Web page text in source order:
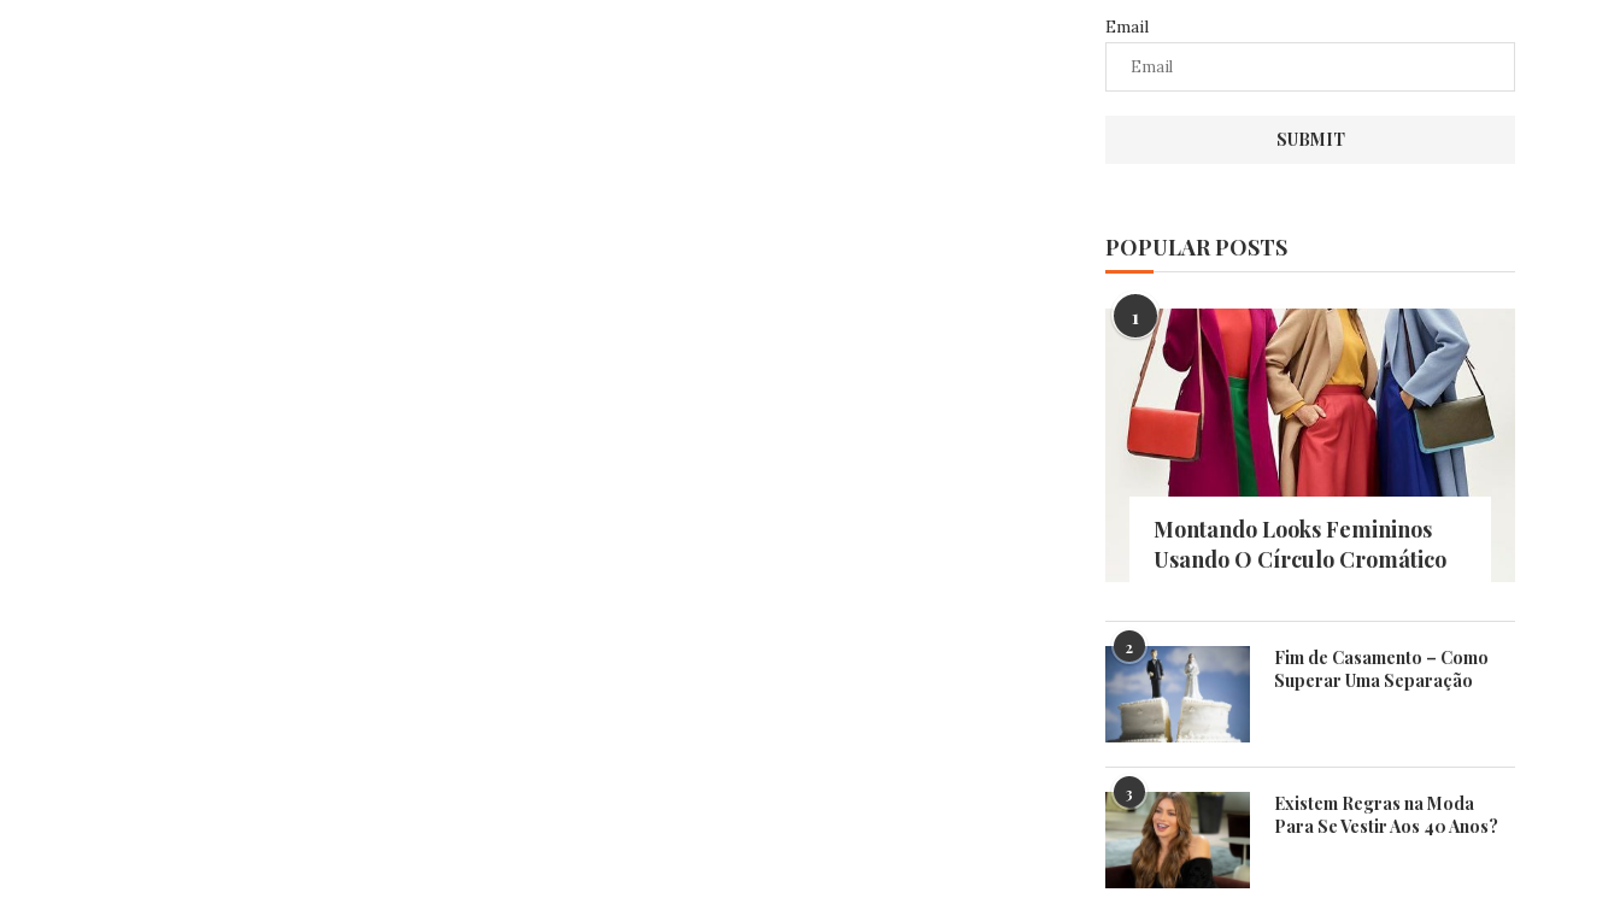
Email
POPULAR POSTS
1
Montando Looks Femininos
Usando O Círculo Cromático
2
Fim de Casamento – Como
Superar Uma Separação
3
Existem Regras na Moda
Para Se Vestir Aos 40 Anos?